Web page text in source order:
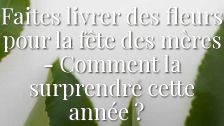
Faites livrer des fleurs
pour la fête des mères
- Comment la
surprendre cette
année ?